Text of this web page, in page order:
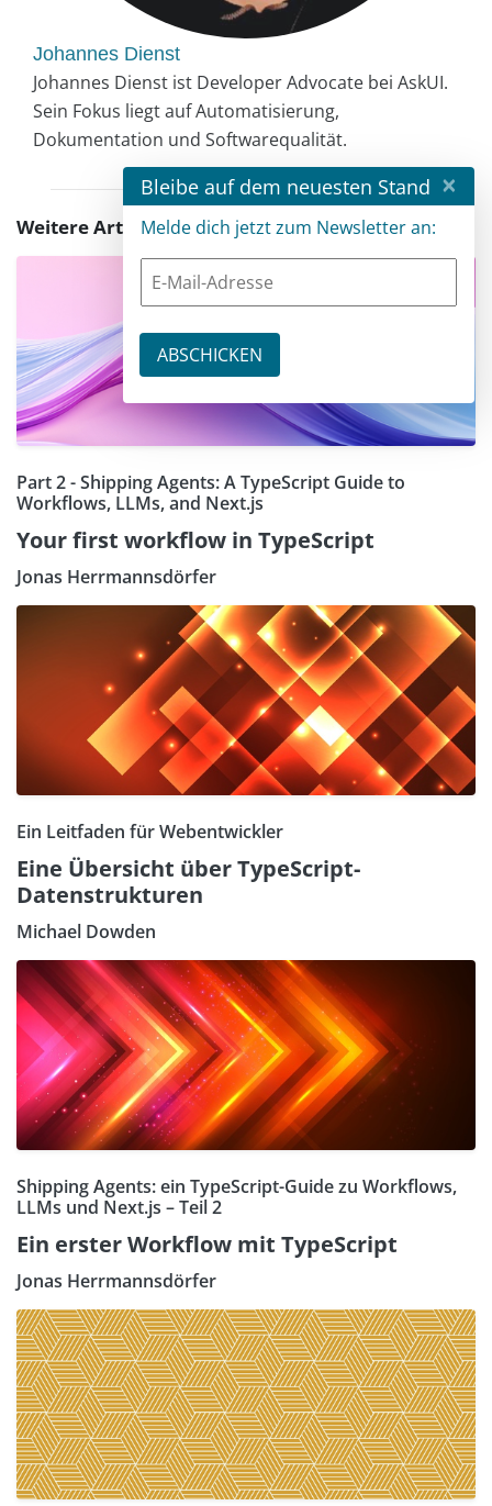
Johannes Dienst
Johannes Dienst ist Developer Advocate bei AskUI.
Sein Fokus liegt auf Automatisierung,
Dokumentation und Softwarequalität.
Weitere Artikel zu diesem Thema
Part 2 - Shipping Agents: A TypeScript Guide to
Workflows, LLMs, and Next.js
Your first workflow in TypeScript
Jonas Herrmannsdörfer
Ein Leitfaden für Webentwickler
Eine Übersicht über TypeScript-
Datenstrukturen
Michael Dowden
Shipping Agents: ein TypeScript-Guide zu Workflows,
LLMs und Next.js – Teil 2
Ein erster Workflow mit TypeScript
Jonas Herrmannsdörfer
Bleibe auf dem neuesten Stand ×
Melde dich jetzt zum Newsletter an: